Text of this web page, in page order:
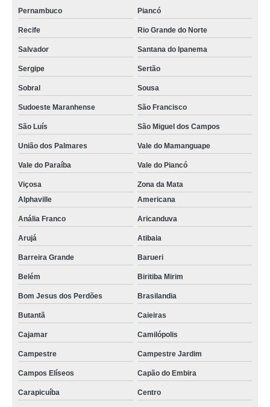
fabricante de prensa para fazer queijo Cambé
prensa para queijo inox cotar Blumenau
prensa queijo orçamento Taboão da Serra
prensa de queijo inox orçamento VILA SIRENE
fabricante de prensa queijo Pinhais
prensa de queijo inox cotar VL MACEDOPOLIS
prensa de queijo Sarandi
orçamento de prensa de queijo inox Campo Mourão
prensa para fazer queijo Cajazeiras
orçamento de prensa para queijo quadrada Parque Sevilha
prensa de queijo industrial cotar Cambé
fabricante de prensa para queijo inox Jardim São Roberto
prensa de queijo industrial cotar Campo Largo
orçamento de prensa para fazer queijo Capão do Embira
prensa para queijo quadrada cotar Caetés
fabricante de prensa para queijo Caetés
prensa de queijo inox Carapicuíba
prensa para queijo coalho Caieiras
Pernambuco Piancó
Recife Rio Grande do Norte
Salvador Santana do Ipanema
Sergipe Sertão
Sobral Sousa
Sudoeste Maranhense São Francisco
São Luís São Miguel dos Campos
União dos Palmares Vale do Mamanguape
Vale do Paraíba Vale do Piancó
Viçosa
Zona da Mata
Alphaville
Americana
Anália Franco Aricanduva
Arujá Atibaia
Barreira Grande Barueri
Belém Biritiba Mirim
Bom Jesus dos Perdões Brasilandia
Butantã Caieiras
Cajamar Camilópolis
Campestre Campestre Jardim
Campos Elíseos Capão do Embira
Carapicuíba Centro